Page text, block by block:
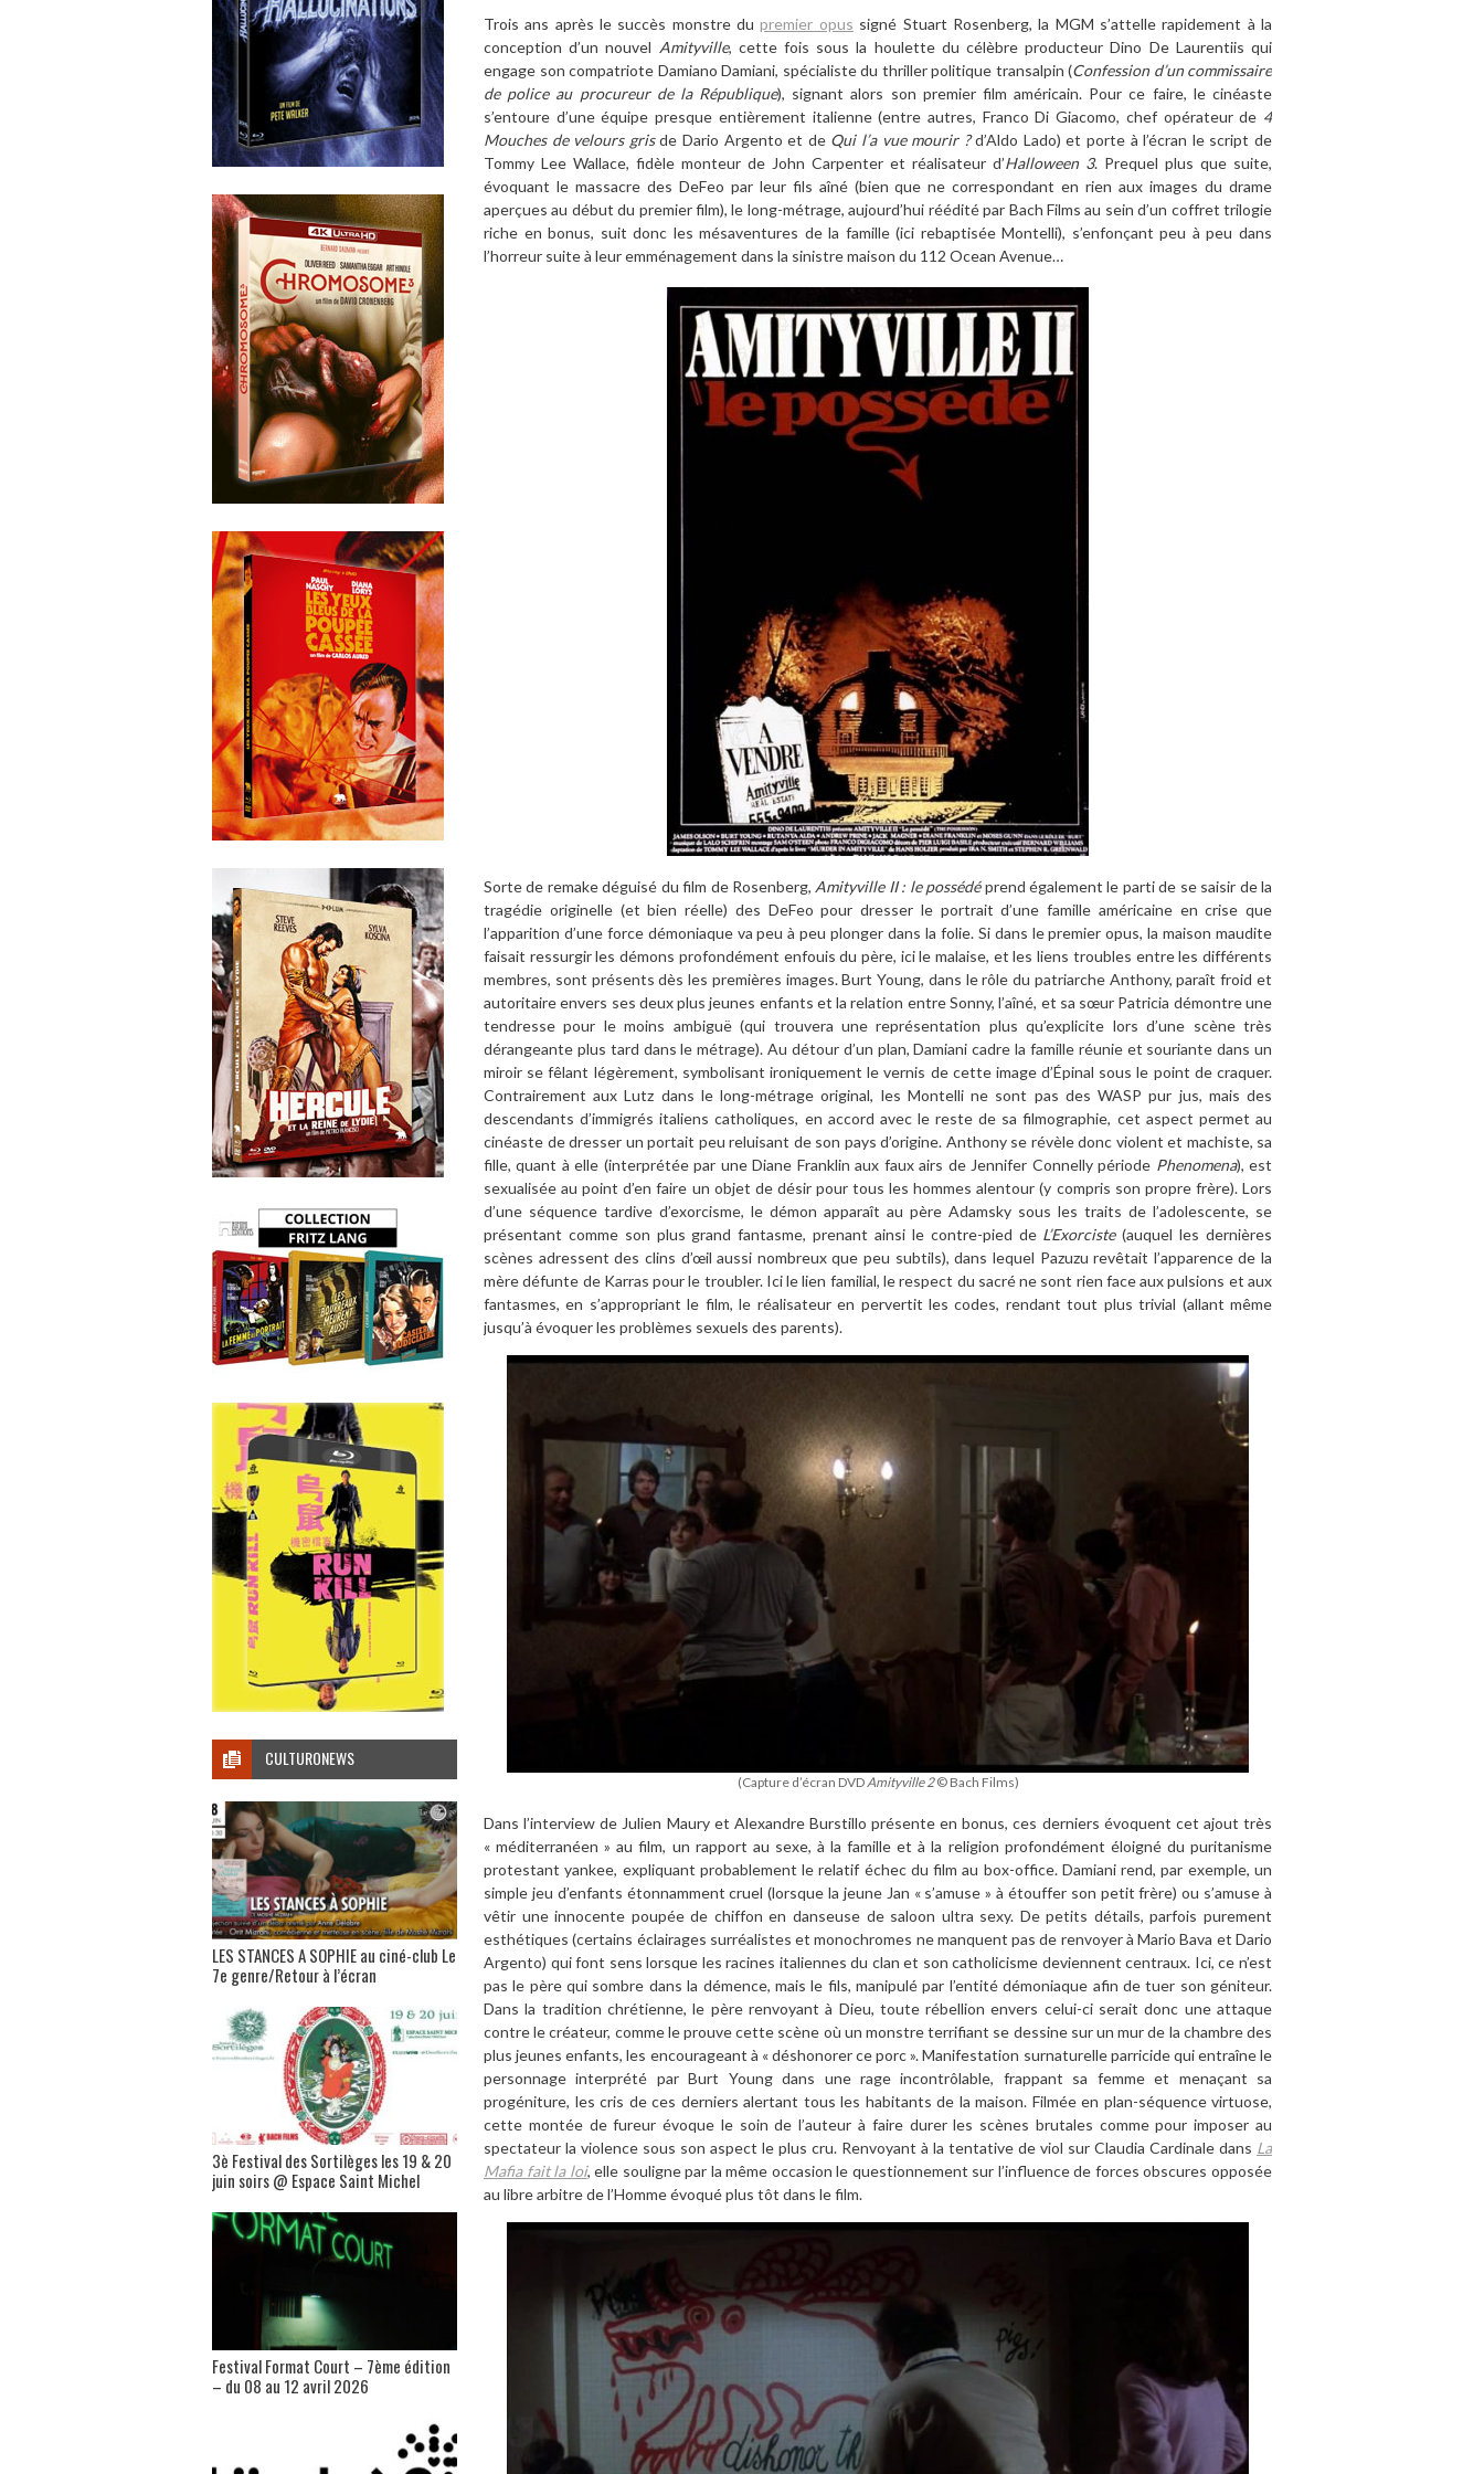
Trois ans après le succès monstre dupremier opus signé Stuart Rosenberg, la MGM s’attelle rapidement à la
conception d’un nouvel Amityville, cette fois sous la houlette du célèbre producteur Dino De Laurentiis qui
engage son compatriote Damiano Damiani, spécialiste du thriller politique transalpin (Confession d’un commissaire
de police au procureur de la République), signant alors son premier film américain. Pour ce faire, le cinéaste
s’entoure d’une équipe presque entièrement italienne (entre autres, Franco Di Giacomo, chef opérateur de 4
Mouches de velours grisde Dario Argento et de Qui l’a vue mourir ?d’Aldo Lado) et porte à l’écran le script de
Tommy Lee Wallace, fidèle monteur de John Carpenter et réalisateur d’Halloween 3. Prequel plus que suite,
évoquant le massacre des DeFeo par leur fils aîné (bien que ne correspondant en rien aux images du drame
aperçues au début du premier film), le long-métrage, aujourd’hui réédité par Bach Films au sein d’un coffret trilogie
riche en bonus, suit donc les mésaventures de la famille (ici rebaptisée Montelli), s’enfonçant peu à peu dans
l’horreur suite à leur emménagement dans la sinistre maison du 112 Ocean Avenue…
Sorte de remake déguisé du film de Rosenberg, Amityville II : le possédéprend également le parti de se saisir de la
tragédie originelle (et bien réelle) des DeFeo pour dresser le portrait d’une famille américaine en crise que
l’apparition d’une force démoniaque va peu à peu plonger dans la folie. Si dans le premier opus, la maison maudite
faisait ressurgir les démons profondément enfouis du père, ici le malaise, et les liens troubles entre les différents
membres, sont présents dès les premières images. Burt Young, dans le rôle du patriarche Anthony, paraît froid et
autoritaire envers ses deux plus jeunes enfants et la relation entre Sonny, l’aîné, et sa sœur Patricia démontre une
tendresse pour le moins ambiguë (qui trouvera une représentation plus qu’explicite lors d’une scène très
dérangeante plus tard dans le métrage). Au détour d’un plan, Damiani cadre la famille réunie et souriante dans un
miroir se fêlant légèrement, symbolisant ironiquement le vernis de cette image d’Épinal sous le point de craquer.
Contrairement aux Lutz dans le long-métrage original, les Montelli ne sont pas des WASP pur jus, mais des
descendants d’immigrés italiens catholiques, en accord avec le reste de sa filmographie, cet aspect permet au
cinéaste de dresser un portait peu reluisant de son pays d’origine. Anthony se révèle donc violent et machiste, sa
fille, quant à elle (interprétée par une Diane Franklin aux faux airs de Jennifer Connelly période Phenomena), est
sexualisée au point d’en faire un objet de désir pour tous les hommes alentour (y compris son propre frère). Lors
d’une séquence tardive d’exorcisme, le démon apparaît au père Adamsky sous les traits de l’adolescente, se
présentant comme son plus grand fantasme, prenant ainsi le contre-pied de L’Exorciste(auquel les dernières
scènes adressent des clins d’œil aussi nombreux que peu subtils), dans lequel Pazuzu revêtait l’apparence de la
mère défunte de Karras pour le troubler. Ici le lien familial, le respect du sacré ne sont rien face aux pulsions et aux
fantasmes, en s’appropriant le film, le réalisateur en pervertit les codes, rendant tout plus trivial (allant même
jusqu’à évoquer les problèmes sexuels des parents).
(Capture d’écran DVD Amityville 2© Bach Films)
Dans l’interview de Julien Maury et Alexandre Burstillo présente en bonus, ces derniers évoquent cet ajout très
« méditerranéen » au film, un rapport au sexe, à la famille et à la religion profondément éloigné du puritanisme
protestant yankee, expliquant probablement le relatif échec du film au box-office. Damiani rend, par exemple, un
simple jeu d’enfants étonnamment cruel (lorsque la jeune Jan « s’amuse » à étouffer son petit frère) ou s’amuse à
vêtir une innocente poupée de chiffon en danseuse de saloon ultra sexy. De petits détails, parfois purement
esthétiques (certains éclairages surréalistes et monochromes ne manquent pas de renvoyer à Mario Bava et Dario
Argento) qui font sens lorsque les racines italiennes du clan et son catholicisme deviennent centraux. Ici, ce n’est
pas le père qui sombre dans la démence, mais le fils, manipulé par l’entité démoniaque afin de tuer son géniteur.
Dans la tradition chrétienne, le père renvoyant à Dieu, toute rébellion envers celui-ci serait donc une attaque
contre le créateur, comme le prouve cette scène où un monstre terrifiant se dessine sur un mur de la chambre des
plus jeunes enfants, les encourageant à « déshonorer ce porc ». Manifestation surnaturelle parricide qui entraîne le
personnage interprété par Burt Young dans une rage incontrôlable, frappant sa femme et menaçant sa
progéniture, les cris de ces derniers alertant tous les habitants de la maison. Filmée en plan-séquence virtuose,
cette montée de fureur évoque le soin de l’auteur à faire durer les scènes brutales comme pour imposer au
spectateur la violence sous son aspect le plus cru. Renvoyant à la tentative de viol sur Claudia Cardinale dans La
Mafia fait la loi, elle souligne par la même occasion le questionnement sur l’influence de forces obscures opposée
au libre arbitre de l’Homme évoqué plus tôt dans le film.
CULTURONEWS
LES STANCES A SOPHIE au ciné-club Le
7e genre/Retour à l’écran
3è Festival des Sortilèges les 19 & 20
juin soirs @ Espace Saint Michel
Festival Format Court – 7ème édition
– du 08 au 12 avril 2026